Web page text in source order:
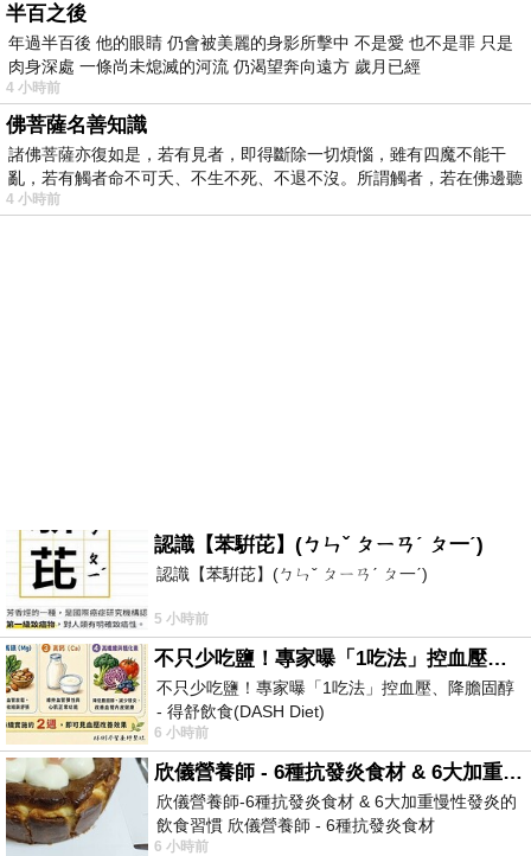
半百之後
年過半百後 他的眼睛 仍會被美麗的身影所擊中 不是愛 也不是罪 只是
肉身深處 一條尚未熄滅的河流 仍渴望奔向遠方 歲月已經
4 小時前
佛菩薩名善知識
諸佛菩薩亦復如是，若有見者，即得斷除一切煩惱，雖有四魔不能干
亂，若有觸者命不可夭、不生不死、不退不沒。所謂觸者，若在佛邊聽
受
4 小時前
認識【苯騈芘】(ㄅㄣˇ ㄆㄧㄢˊ ㄆ一ˊ)
認識【苯騈芘】(ㄅㄣˇ ㄆㄧㄢˊ ㄆ一ˊ)
5 小時前
不只少吃鹽！專家曝「1吃法」控血壓、降膽固醇 - 得舒飲食(DASH Diet)
不只少吃鹽！專家曝「1吃法」控血壓、降膽固醇
- 得舒飲食(DASH Diet)
https://www.facebook.com/dietitiansophia/posts/
6 小時前
欣儀營養師 - 6種抗發炎食材 & 6大加重慢性發炎的飲食習慣
欣儀營養師-6種抗發炎食材 & 6大加重慢性發炎的
飲食習慣 欣儀營養師 - 6種抗發炎食材
https://www.facebook.com/photo/?fbid=147
6 小時前